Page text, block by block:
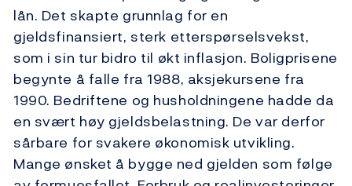
lån. Det skapte grunnlag for en
gjeldsfinansiert, sterk etterspørselsvekst,
som i sin tur bidro til økt inflasjon. Boligprisene
begynte å falle fra 1988, aksjekursene fra
1990. Bedriftene og husholdningene hadde da
en svært høy gjeldsbelastning. De var derfor
sårbare for svakere økonomisk utvikling.
Mange ønsket å bygge ned gjelden som følge